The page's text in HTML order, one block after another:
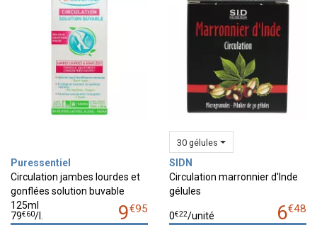
Puressentiel
Circulation jambes lourdes et
gonflées solution buvable
125ml
9€95
79€60/l.
30 gélules
SIDN
Circulation marronnier d'Inde
gélules
6€48
0€22/unité